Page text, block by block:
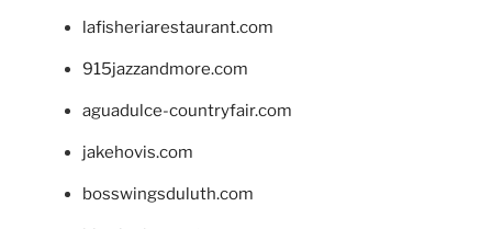
lafisheriarestaurant.com
915jazzandmore.com
aguadulce-countryfair.com
jakehovis.com
bosswingsduluth.com